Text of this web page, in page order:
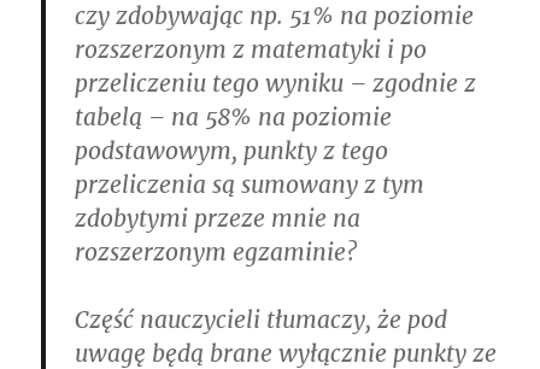
czy zdobywając np. 51% na poziomie
rozszerzonym z matematyki i po
przeliczeniu tego wyniku – zgodnie z
tabelą – na 58% na poziomie
podstawowym, punkty z tego
przeliczenia są sumowany z tym
zdobytymi przeze mnie na
rozszerzonym egzaminie?
Część nauczycieli tłumaczy, że pod
uwagę będą brane wyłącznie punkty ze